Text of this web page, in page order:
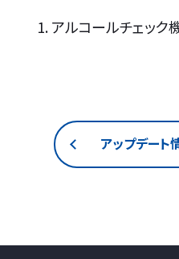
アルコールチェッ
アップデート